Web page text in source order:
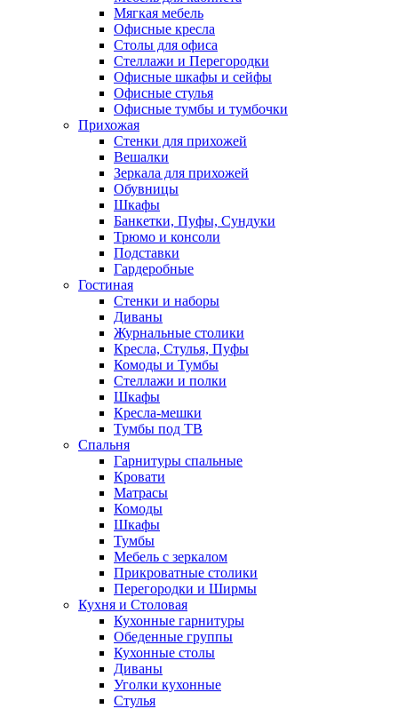
Мягкая мебель
Офисные кресла
Столы для офиса
Стеллажи и Перегородки
Офисные шкафы и сейфы
Офисные стулья
Офисные тумбы и тумбочки
Прихожая
Стенки для прихожей
Вешалки
Зеркала для прихожей
Обувницы
Шкафы
Банкетки, Пуфы, Сундуки
Трюмо и консоли
Подставки
Гардеробные
Гостиная
Стенки и наборы
Диваны
Журнальные столики
Кресла, Стулья, Пуфы
Комоды и Тумбы
Стеллажи и полки
Шкафы
Кресла-мешки
Тумбы под ТВ
Спальня
Гарнитуры спальные
Кровати
Матрасы
Комоды
Шкафы
Тумбы
Мебель с зеркалом
Прикроватные столики
Перегородки и Ширмы
Кухня и Столовая
Кухонные гарнитуры
Обеденные группы
Кухонные столы
Диваны
Уголки кухонные
Стулья